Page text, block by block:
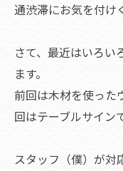
通渋滞にお気を付け
さて、最近はいろい
ます。
前回は木材を使った
回はテーブルサイン
スタッフ（僕）が対